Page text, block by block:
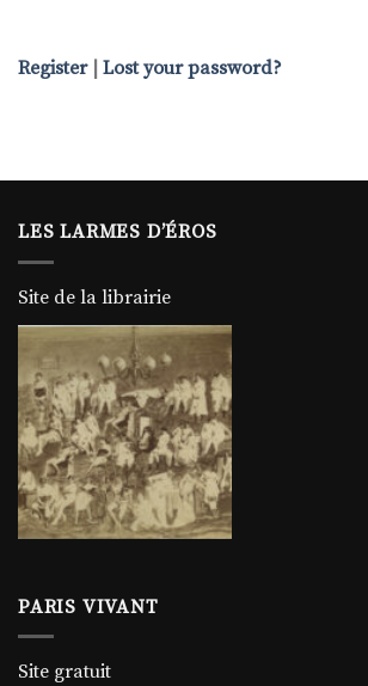
Register Lost your password?
LES LARMES D’ÉROS
Site de la librairie
PARIS VIVANT
Site gratuit